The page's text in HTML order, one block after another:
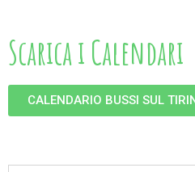
Scarica i Calendari
CALENDARIO BUSSI SUL